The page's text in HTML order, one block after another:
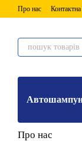
Перейти до
Про нас
Про нас